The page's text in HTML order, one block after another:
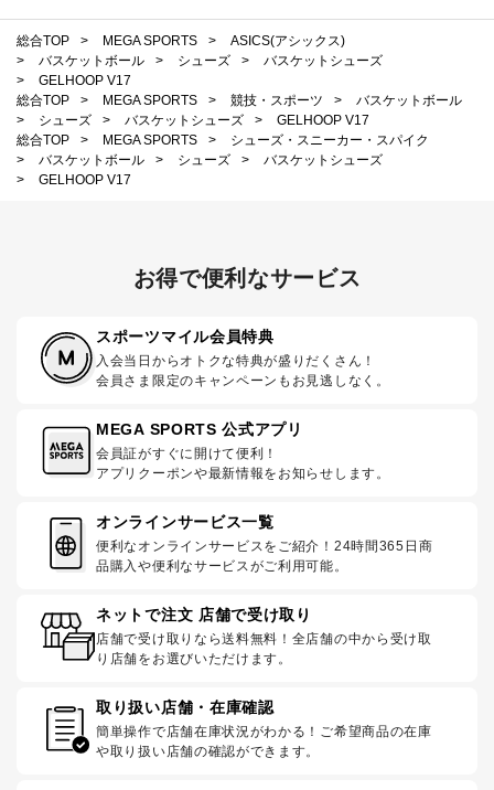
総合TOP > MEGA SPORTS >
ASICS(アシックス)
>
バスケットボール > シューズ >
バスケットシューズ
>
GELHOOP V17
総合TOP
> MEGA SPORTS > 競技・スポーツ >
バスケットボール
>
シューズ > バスケットシューズ >
GELHOOP V17
総合TOP
> MEGA SPORTS >
シューズ・スニーカー・スパイク
>
バスケットボール > シューズ >
バスケットシューズ
>
GELHOOP V17
お得で便利なサービス
スポーツマイル会員特典
入会当日からオトクな特典が盛りだくさん！
会員さま限定のキャンペーンもお見逃しなく。
MEGA SPORTS 公式アプリ
会員証がすぐに開けて便利！
アプリクーポンや最新情報をお知らせします。
オンラインサービス一覧
便利なオンラインサービスをご紹介！24時間365日商
品購入や便利なサービスがご利用可能。
ネットで注文 店舗で受け取り
店舗で受け取りなら送料無料！全店舗の中から受け取
り店舗をお選びいただけます。
取り扱い店舗・在庫確認
簡単操作で店舗在庫状況がわかる！ご希望商品の在庫
や取り扱い店舗の確認ができます。